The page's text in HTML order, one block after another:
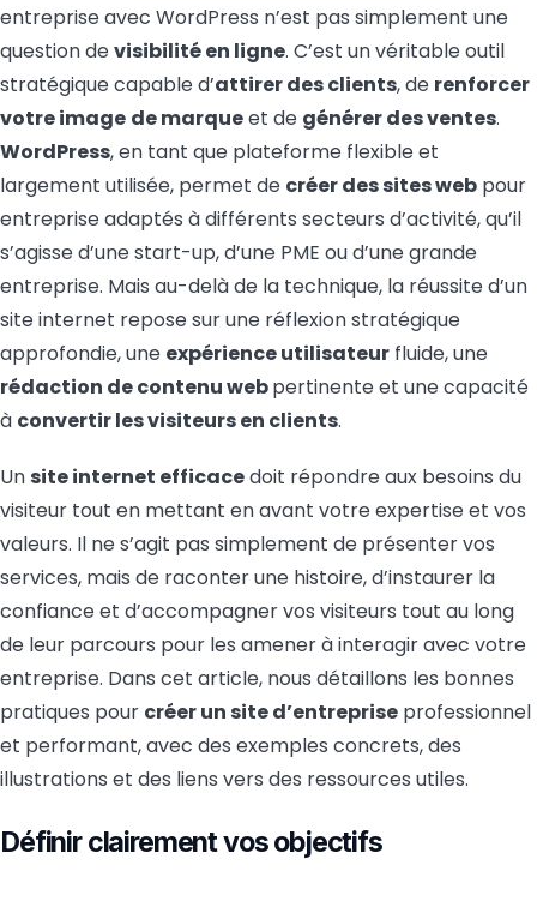
entreprise avec WordPress n’est pas simplement une
question devisibilité en ligne. C’est un véritable outil
stratégique capable d’attirer des clients, de renforcer
votre image de marqueet de générer des ventes.
WordPress, en tant que plateforme flexible et
largement utilisée, permet de créer des sites web pour
entreprise adaptés à différents secteurs d’activité, qu’il
s’agisse d’une start-up, d’une PME ou d’une grande
entreprise. Mais au-delà de la technique, la réussite d’un
site internet repose sur une réflexion stratégique
approfondie, une expérience utilisateur fluide, une
rédaction de contenu webpertinente et une capacité
à convertir les visiteurs en clients.
Un site internet efficacedoit répondre aux besoins du
visiteur tout en mettant en avant votre expertise et vos
valeurs. Il ne s’agit pas simplement de présenter vos
services, mais de raconter une histoire, d’instaurer la
confiance et d’accompagner vos visiteurs tout au long
de leur parcours pour les amener à interagir avec votre
entreprise. Dans cet article, nous détaillons les bonnes
pratiques pour créer un site d’entreprise professionnel
et performant, avec des exemples concrets, des
illustrations et des liens vers des ressources utiles.
Définir clairement vos objectifs